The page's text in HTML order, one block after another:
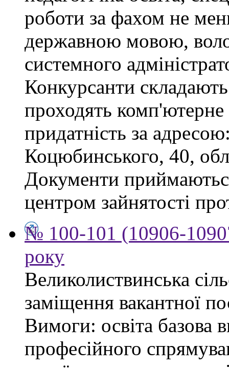
роботи за фахом не
державною мовою,
системного
Конкурсанти
проходять комп'ютерне
придатність за
Коцюбинського, 40,
Документи
центром зайнятості
№ 100-101 (10906-
року
Великолиствинська
заміщення вакантної
Вимоги: освіта базова
професійного